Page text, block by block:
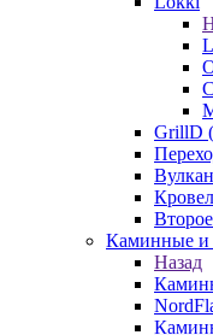
GrillD
Каминные и
Назад